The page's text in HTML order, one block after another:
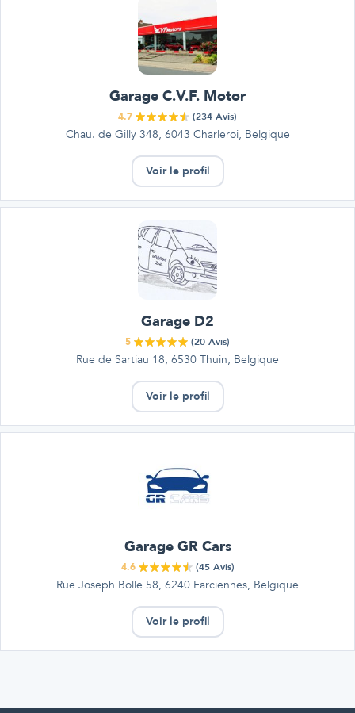
Garage C.V.F. Motor
4.7 (234 Avis)
Chau. de Gilly 348, 6043 Charleroi, Belgique
Voir le profil
Garage D2
5 (20 Avis)
Rue de Sartiau 18, 6530 Thuin, Belgique
Voir le profil
Garage GR Cars
4.6 (45Avis)
Rue Joseph Bolle 58, 6240 Farciennes, Belgique
Voir le profil